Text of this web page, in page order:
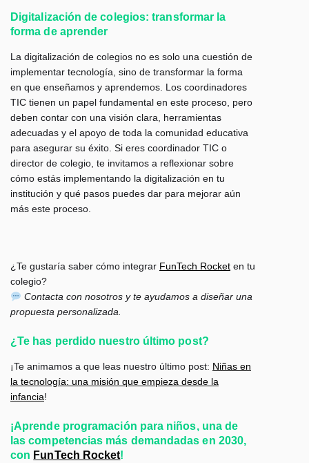
Digitalización de colegios: transformar la
forma de aprender
La digitalización de colegios no es solo una cuestión de
implementar tecnología, sino de transformar la forma
en que enseñamos y aprendemos. Los coordinadores
TIC tienen un papel fundamental en este proceso, pero
deben contar con una visión clara, herramientas
adecuadas y el apoyo de toda la comunidad educativa
para asegurar su éxito. Si eres coordinador TIC o
director de colegio, te invitamos a reflexionar sobre
cómo estás implementando la digitalización en tu
institución y qué pasos puedes dar para mejorar aún
más este proceso.
¿Te gustaría saber cómo integrar FunTech Rocket en tu
colegio?
Contacta con nosotros y te ayudamos a diseñar una
propuesta personalizada.
¿Te has perdido nuestro último post?
¡Te animamos a que leas nuestro último post: Niñas en
la tecnología: una misión que empieza desde la
infancia!
¡Aprende programación para niños, una de
las competencias más demandadas en 2030,
con FunTech Rocket!